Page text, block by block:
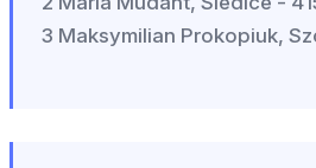
3 Maksymilian Prokopiuk,